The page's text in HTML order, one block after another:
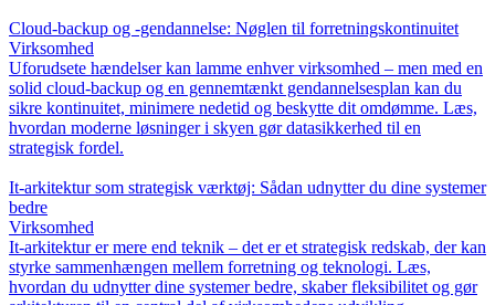
Cloud-backup og -gendannelse: Nøglen til forretningskontinuitet
Virksomhed
Uforudsete hændelser kan lamme enhver virksomhed – men med en
solid cloud-backup og en gennemtænkt gendannelsesplan kan du
sikre kontinuitet, minimere nedetid og beskytte dit omdømme. Læs,
hvordan moderne løsninger i skyen gør datasikkerhed til en
strategisk fordel.
It-arkitektur som strategisk værktøj: Sådan udnytter du dine systemer
bedre
Virksomhed
It-arkitektur er mere end teknik – det er et strategisk redskab, der kan
styrke sammenhængen mellem forretning og teknologi. Læs,
hvordan du udnytter dine systemer bedre, skaber fleksibilitet og gør